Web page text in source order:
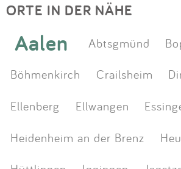
ORTE IN DER NÄHE
Aalen Abtsgmünd
Böhmenkirch
Crailsheim
Ellenberg
Ellwangen
Heidenheim an der Brenz